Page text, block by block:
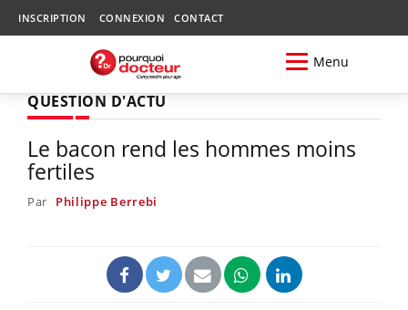
INSCRIPTION CONNEXION CONTACT
Menu
QUESTION D'ACTU
Le bacon rend les hommes moins
fertiles
Par Philippe Berrebi